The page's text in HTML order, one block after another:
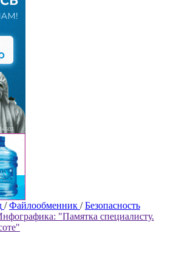
/ Файлообменник / Безопасность
"Памятка специалисту.